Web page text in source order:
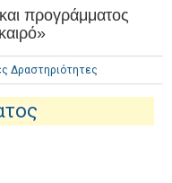
προγράμματος
Δραστηριότητες